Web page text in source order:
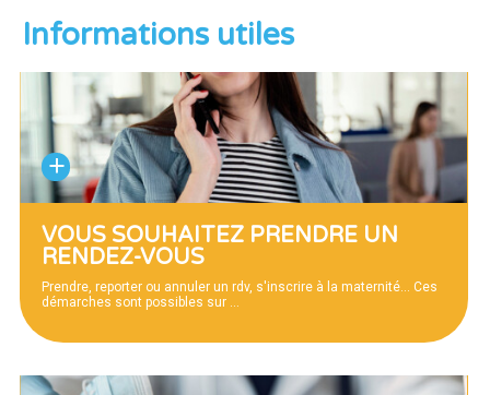
Informations utiles
VOUS SOUHAITEZ PRENDRE UN
RENDEZ-VOUS
Prendre, reporter ou annuler un rdv, s'inscrire à la maternité... Ces
démarches sont possibles sur …